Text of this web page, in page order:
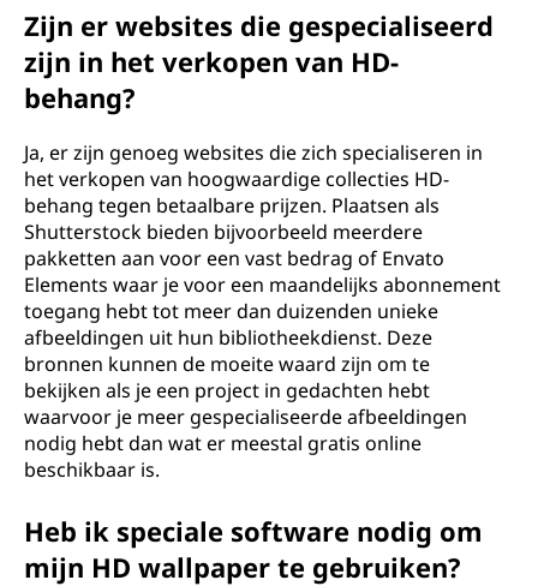
Zijn er websites die gespecialiseerd
zijn in het verkopen van HD-
behang?
Ja, er zijn genoeg websites die zich specialiseren in
het verkopen van hoogwaardige collecties HD-
behang tegen betaalbare prijzen. Plaatsen als
Shutterstock bieden bijvoorbeeld meerdere
pakketten aan voor een vast bedrag of Envato
Elements waar je voor een maandelijks abonnement
toegang hebt tot meer dan duizenden unieke
afbeeldingen uit hun bibliotheekdienst. Deze
bronnen kunnen de moeite waard zijn om te
bekijken als je een project in gedachten hebt
waarvoor je meer gespecialiseerde afbeeldingen
nodig hebt dan wat er meestal gratis online
beschikbaar is.
Heb ik speciale software nodig om
mijn HD wallpaper te gebruiken?